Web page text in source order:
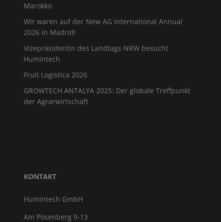
Marokko
Wir waren auf der New AG International Annual
2026 in Madrid!
Vizepräsidentin des Landtags NRW besucht
Humintech
Fruit Logistica 2026
GROWTECH ANTALYA 2025: Der globale Treffpunkt
der Agrarwirtschaft
KONTAKT
Humintech GmbH
Am Pösenberg 9-13